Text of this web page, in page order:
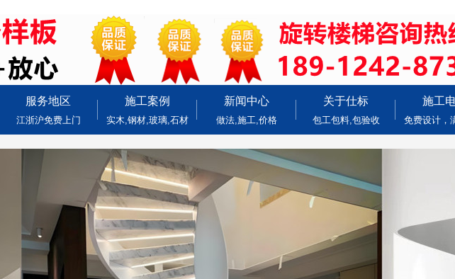
服务地区
江浙沪免费上门
施工案例
实木,钢材,玻璃,石材
新闻中心
做法,施工,价格
关于仕标
包工包料,包验收
施工
免费设计，